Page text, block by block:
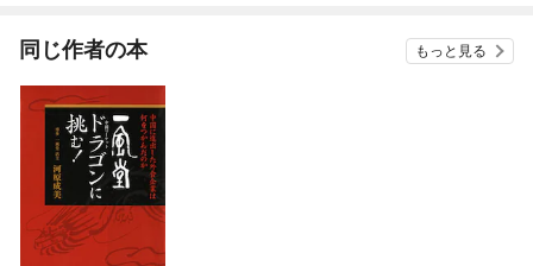
同じ作者の本 もっと見る